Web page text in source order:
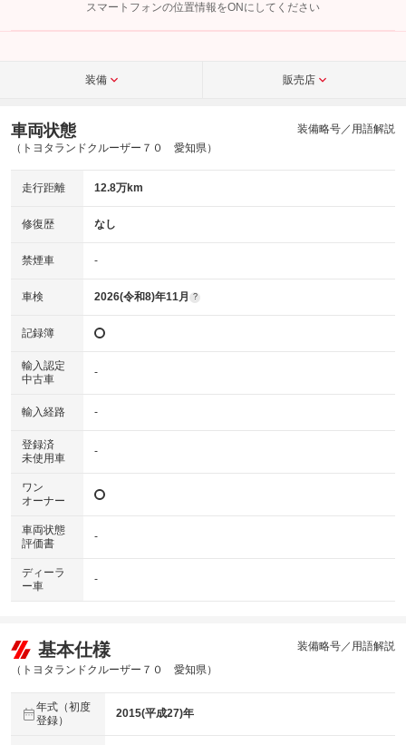
こちら
スマートフォンの位置情報をONにしてください
装備 販売店
車両状態
（トヨタランドクルーザー７０ 愛知県）
装備略号／用語解説
走行距離 12.8万km
修復歴 なし
禁煙車 -
車検 2026(令和8)年11月 ?
記録簿
輸入認定
中古車
-
輸入経路 -
登録済
未使用車
-
ワン
オーナー
車両状態
評価書
-
ディーラ
ー車
-
基本仕様
（トヨタランドクルーザー７０ 愛知県）
装備略号／用語解説
年式（初度
登録）
2015(平成27)年